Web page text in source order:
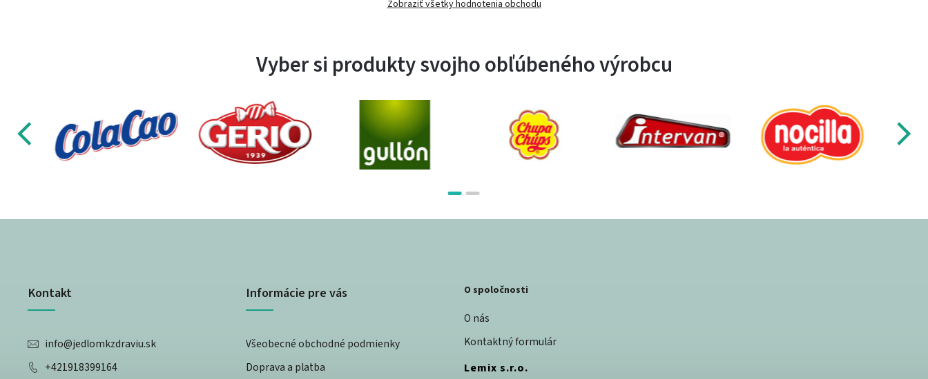
Zobraziť všetky hodnotenia obchodu
Vyber si produkty svojho obľúbeného výrobcu
Kontakt
info@jedlomkzdraviu.sk
+421918399164
Informácie pre vás
Všeobecné obchodné podmienky
Doprava a platba
O spoločnosti
O nás
Kontaktný formulár
Lemix s.r.o.